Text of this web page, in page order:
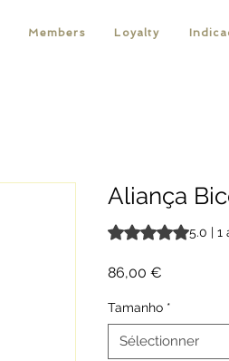
Members Loyalty
Aliança
La note est de 5.0
5.0 | 1
86,00 €
Tamanho *
Sélectionner